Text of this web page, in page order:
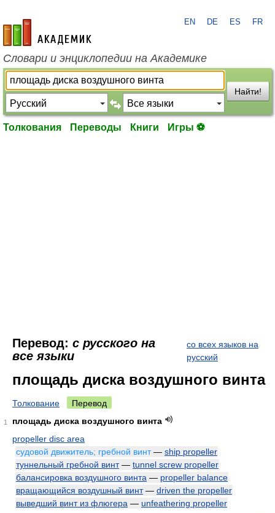
academic.ru
EN DE ES FR
Словари и энциклопедии на Академике
Найти!
Толкования Переводы Книги Игры ⚽
Перевод: с русского на
все языки
со всех языков на
русский
площадь диска воздушного винта
Толкование Перевод
1
площадь диска воздушного винта
propeller disc area
судовой движитель; гребной винт— ship propeller
туннельный гребной винт— tunnel screw propeller
балансировка воздушного винта — propeller balance
вращающийся воздушный винт— driven the propeller
выведший винт из флюгера — unfeathering propeller